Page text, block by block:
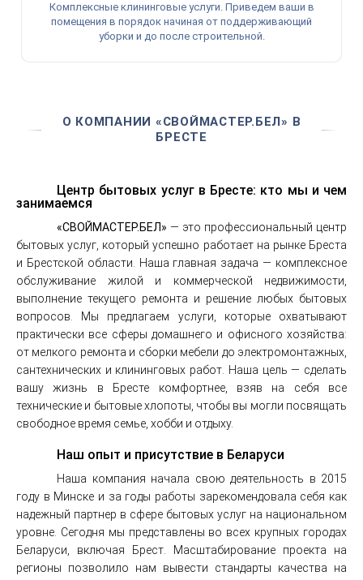
Комплексные клининговые услуги. Приведем ваши в
помещения в порядок начиная от поддерживающий
уборки и до после строительной.
О КОМПАНИИ «СВОЙМАСТЕР.БЕЛ» В
БРЕСТЕ
Центр бытовых услуг в Бресте: кто мы и чем
занимаемся
«СВОЙМАСТЕР.БЕЛ» — это профессиональный центр
бытовых услуг, который успешно работает на рынке Бреста
и Брестской области. Наша главная задача — комплексное
обслуживание жилой и коммерческой недвижимости,
выполнение текущего ремонта и решение любых бытовых
вопросов. Мы предлагаем услуги, которые охватывают
практически все сферы домашнего и офисного хозяйства:
от мелкого ремонта и сборки мебели до электромонтажных,
сантехнических и клининговых работ. Наша цель — сделать
вашу жизнь в Бресте комфортнее, взяв на себя все
технические и бытовые хлопоты, чтобы вы могли посвящать
свободное время семье, хобби и отдыху.
Наш опыт и присутствие в Беларуси
Наша компания начала свою деятельность в 2015
году в Минске и за годы работы зарекомендовала себя как
надежный партнер в сфере бытовых услуг на национальном
уровне. Сегодня мы представлены во всех крупных городах
Беларуси, включая Брест. Масштабирование проекта на
регионы позволило нам вывести стандарты качества на